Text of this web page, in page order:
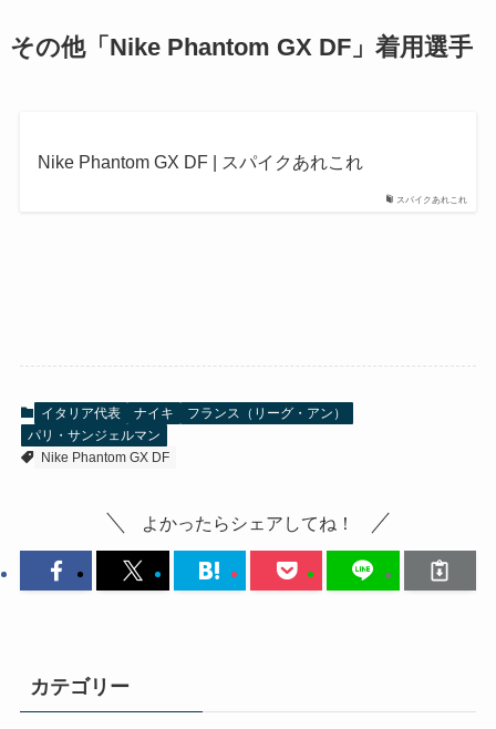
その他「Nike Phantom GX DF」 着用選手
スパイクあれこれ
Nike Phantom GX DF | スパイクあれこれ
イタリア代表 ナイキ
フランス（リーグ・アン）
パリ・サンジェルマン
Nike Phantom GX DF
よかったらシェアしてね！
カテゴリー